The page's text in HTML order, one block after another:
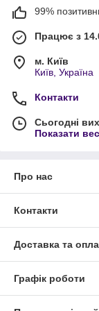
99%
Працює з
м. Київ
Київ, Україна
Контакти
Сьогодні
Показати
Про нас
Контакти
Доставка та
Графік роботи